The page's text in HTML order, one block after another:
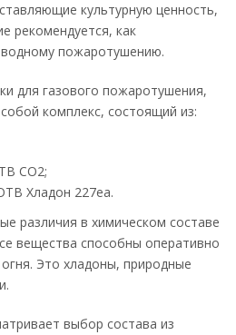
культурную ценность,
рекомендуется, как
пожаротушению.
для газового пожаротушения,
комплекс, состоящий из:
CO2;
Хладон 227ea.
различия в химическом составе
вещества способны оперативно
Это хладоны, природные
выбор состава из